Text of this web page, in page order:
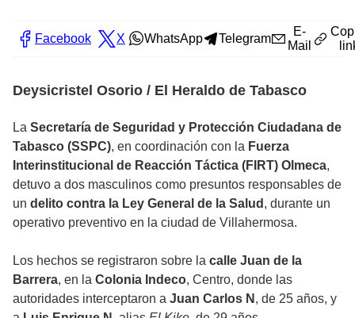
Facebook X WhatsApp Telegram
E-
Mail
Deysicristel Osorio / El Heraldo de Tabasco
La Secretaría de Seguridad y Protección Ciudadana de
Tabasco (SSPC), en coordinación con la Fuerza
Interinstitucional de Reacción Táctica (FIRT) Olmeca,
detuvo a dos masculinos como presuntos responsables de
un delito contra la Ley General de la Salud , durante un
operativo preventivo en la ciudad de Villahermosa.
Los hechos se registraron sobre la calle Juan de la
Barrera, en la Colonia Indeco, Centro, donde las
autoridades interceptaron a Juan Carlos N , de 25 años, y